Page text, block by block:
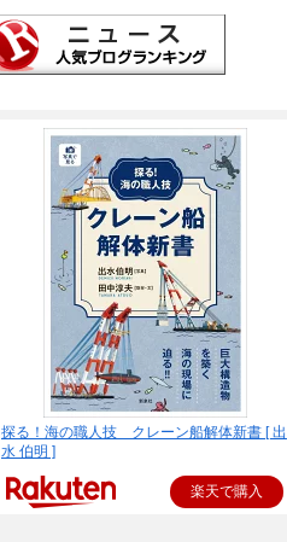
探る！海の職人技 クレーン船解体新書 [ 出
水 伯明 ]
楽天で購入